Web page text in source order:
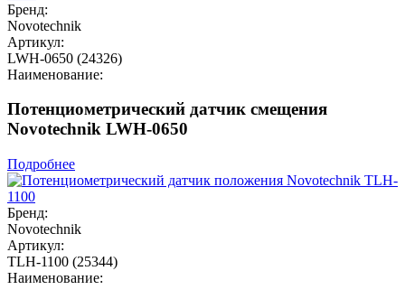
Бренд:
Novotechnik
Артикул:
LWH-0650 (24326)
Наименование:
Потенциометрический датчик смещения
Novotechnik LWH-0650
Подробнее
Бренд:
Novotechnik
Артикул:
TLH-1100 (25344)
Наименование: